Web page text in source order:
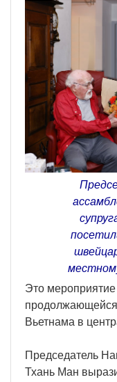
Это
Вьетнама в
Председатель
Тхань Ман